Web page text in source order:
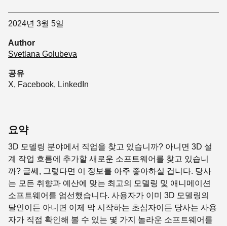
2024년 3월 5일
Author
Svetlana Golubeva
공유
X, Facebook, LinkedIn
요약
3D 모델링 분야에서 직업을 찾고 있습니까? 아니면 3D 설
계 작업 흐름에 추가할 새로운 소프트웨어를 찾고 있습니
까? 글쎄, 그렇다면 이 정보를 아주 좋아하실 겁니다. 당사
는 모든 취향과 예산에 맞는 최고의 모델링 및 애니메이션
소프트웨어를 엄선했습니다. 사용자가 이미 3D 모델링의
달인이든 아니면 이제 막 시작하는 초심자이든 당사는 사용
자가 직접 확인해 볼 수 있는 몇 가지 놀라운 소프트웨어를